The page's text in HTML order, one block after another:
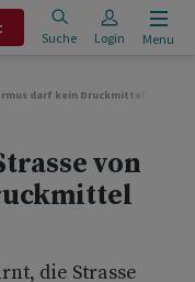
Suche Login Menu
darf kein Druckmittel sein
von
die Strasse